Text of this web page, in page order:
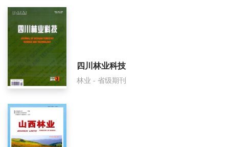
四川林业科技
林业 - 省级期刊